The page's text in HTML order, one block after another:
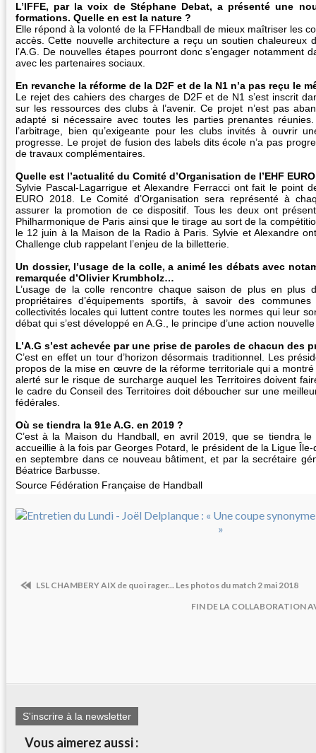
L’IFFE, par la voix de Stéphane Debat, a présenté une
formations. Quelle en est la nature ?
Elle répond à la volonté de la FFHandball de mieux maîtriser les
accès. Cette nouvelle architecture a reçu un soutien chaleureux
l’A.G. De nouvelles étapes pourront donc s’engager notamment
avec les partenaires sociaux.
En revanche la réforme de la D2F et de la N1 n’a pas reçu le
Le rejet des cahiers des charges de D2F et de N1 s’est inscrit
sur les ressources des clubs à l’avenir. Ce projet n’est pas
adapté si nécessaire avec toutes les parties prenantes
l’arbitrage, bien qu’exigeante pour les clubs invités à ouvrir
progresse. Le projet de fusion des labels dits école n’a pas
de travaux complémentaires.
Quelle est l’actualité du Comité d’Organisation de l’EHF
Sylvie Pascal-Lagarrigue et Alexandre Ferracci ont fait le point
EURO 2018. Le Comité d’Organisation sera représenté à
assurer la promotion de ce dispositif. Tous les deux ont
Philharmonique de Paris ainsi que le tirage au sort de la
le 12 juin à la Maison de la Radio à Paris. Sylvie et Alexandre
Challenge club rappelant l’enjeu de la billetterie.
Un dossier, l’usage de la colle, a animé les débats avec
remarquée d’Olivier Krumbholz…
L’usage de la colle rencontre chaque saison de plus en plus
propriétaires d’équipements sportifs, à savoir des
collectivités locales qui luttent contre toutes les normes qui leur
débat qui s’est développé en A.G., le principe d’une action
L’A.G s’est achevée par une prise de paroles de chacun des
C’est en effet un tour d’horizon désormais traditionnel. Les
propos de la mise en œuvre de la réforme territoriale qui a
alerté sur le risque de surcharge auquel les Territoires doivent
le cadre du Conseil des Territoires doit déboucher sur une
fédérales.
Où se tiendra la 91e A.G. en 2019 ?
C’est à la Maison du Handball, en avril 2019, que se tiendra le
accueillie à la fois par Georges Potard, le président de la Ligue Île-
en septembre dans ce nouveau bâtiment, et par la secrétaire
Béatrice Barbusse.
Source Fédération Française de Handball
LSL CHAMBERY AIX de quoi rager... Les photos du match 2 mai 2018
FIN DE LA COLLABORATION
S'inscrire à la newsletter
Vous aimerez aussi :